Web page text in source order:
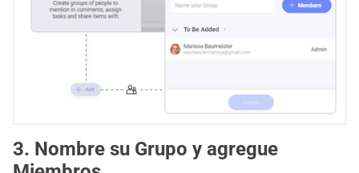
3. Nombre su Grupo y agregue